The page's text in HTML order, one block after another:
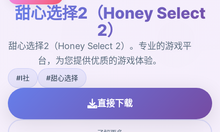
甜心选择2（Honey Select
2）
甜心选择2（Honey Select 2）。专业的游戏平
台，为您提供优质的游戏体验。
#I社 #甜心选择
直接下载